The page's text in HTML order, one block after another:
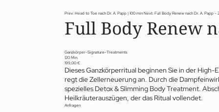
Prev: Head to Toe nach Dr. A. Papp | 100 min Next: Full Body Renew nach Dr. A. Papp -
Full Body Renew
Ganzkörper-Signature-Treatments
120 Min.
199,00 €
Dieses Ganzkörperritual beginnen Sie in der
regt die Zellerneuerung an. Durch die
spezielles Detox & Slimming Body Treatment.
Heilkräuterauszügen, der das Ritual vollendet.
Anfragen